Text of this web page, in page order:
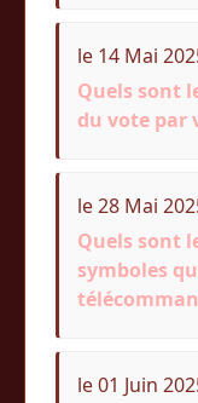
le 14 Mai
Quels sont
du vote par
le 28 Mai
Quels sont
symboles
le 01 Juin